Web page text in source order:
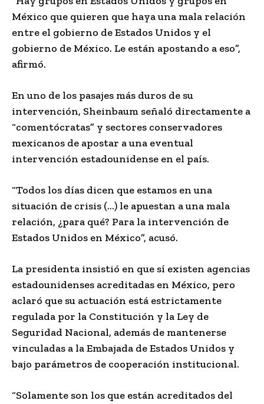
México que quieren que haya una mala relación
entre el gobierno de Estados Unidos y el
gobierno de México. Le están apostando a eso”,
afirmó.
En uno de los pasajes más duros de su
intervención, Sheinbaum señaló directamente a
“comentócratas” y sectores conservadores
mexicanos de apostar a una eventual
intervención estadounidense en el país.
“Todos los días dicen que estamos en una
situación de crisis (…) le apuestan a una mala
relación, ¿para qué? Para la intervención de
Estados Unidos en México”, acusó.
La presidenta insistió en que sí existen agencias
estadounidenses acreditadas en México, pero
aclaró que su actuación está estrictamente
regulada por la Constitución y la Ley de
Seguridad Nacional, además de mantenerse
vinculadas a la Embajada de Estados Unidos y
bajo parámetros de cooperación institucional.
“Solamente son los que están acreditados del